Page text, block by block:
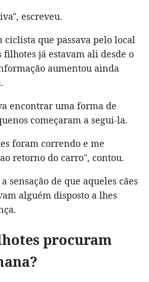
escreveu.
ciclista que passava pelo local
já estavam ali desde o
aumentou ainda
encontrar uma forma de
começaram a segui-la.
foram correndo e me
retorno do carro", contou.
sensação de que aqueles cães
alguém disposto a lhes
procuram